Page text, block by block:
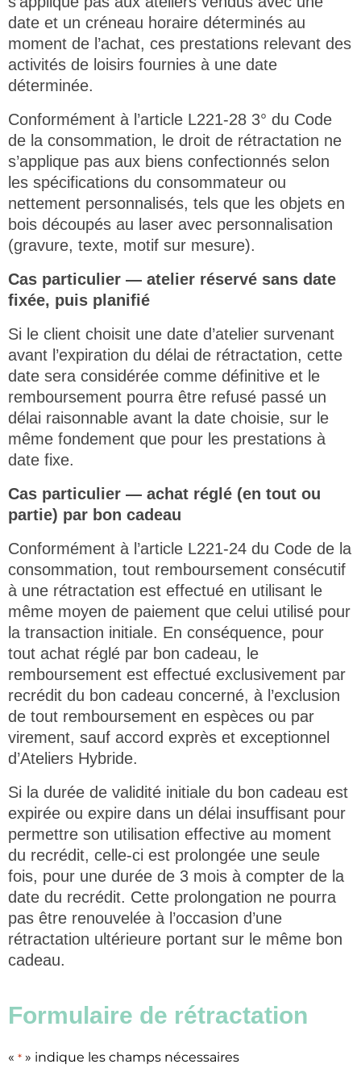
date et un créneau horaire déterminés au
moment de l’achat, ces prestations relevant des
activités de loisirs fournies à une date
déterminée.
Conformément à l’article L221-28 3° du Code
de la consommation, le droit de rétractation ne
s’applique pas aux biens confectionnés selon
les spécifications du consommateur ou
nettement personnalisés, tels que les objets en
bois découpés au laser avec personnalisation
(gravure, texte, motif sur mesure).
Cas particulier — atelier réservé sans date
fixée, puis planifié
Si le client choisit une date d’atelier survenant
avant l’expiration du délai de rétractation, cette
date sera considérée comme définitive et le
remboursement pourra être refusé passé un
délai raisonnable avant la date choisie, sur le
même fondement que pour les prestations à
date fixe.
Cas particulier — achat réglé (en tout ou
partie) par bon cadeau
Conformément à l’article L221-24 du Code de la
consommation, tout remboursement consécutif
à une rétractation est effectué en utilisant le
même moyen de paiement que celui utilisé pour
la transaction initiale. En conséquence, pour
tout achat réglé par bon cadeau, le
remboursement est effectué exclusivement par
recrédit du bon cadeau concerné, à l’exclusion
de tout remboursement en espèces ou par
virement, sauf accord exprès et exceptionnel
d’Ateliers Hybride.
Si la durée de validité initiale du bon cadeau est
expirée ou expire dans un délai insuffisant pour
permettre son utilisation effective au moment
du recrédit, celle-ci est prolongée une seule
fois, pour une durée de 3 mois à compter de la
date du recrédit. Cette prolongation ne pourra
pas être renouvelée à l’occasion d’une
rétractation ultérieure portant sur le même bon
cadeau.
Formulaire de rétractation
« * » indique les champs nécessaires